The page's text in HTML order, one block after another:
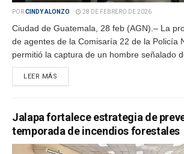
PORCINDY ALONZO 28 DE FEBRERO DE 2026
Ciudad de Guatemala, 28 feb (AGN).– La
de agentes de la Comisaría 22 de la Policía
permitió la captura de un hombre señalado
LEER MÁS
Jalapa fortalece estrategia de
temporada de incendios forestales